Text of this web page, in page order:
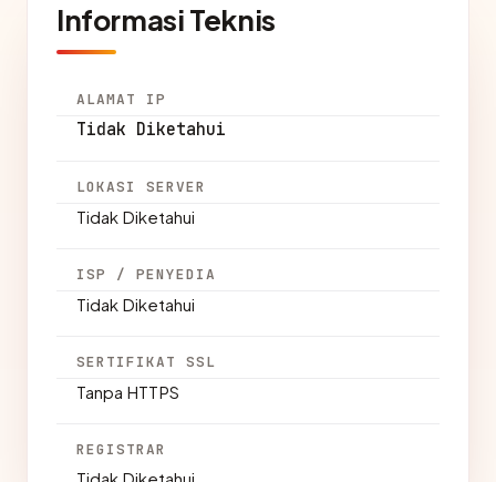
Informasi Teknis
ALAMAT IP
Tidak Diketahui
LOKASI SERVER
Tidak Diketahui
ISP / PENYEDIA
Tidak Diketahui
SERTIFIKAT SSL
Tanpa HTTPS
REGISTRAR